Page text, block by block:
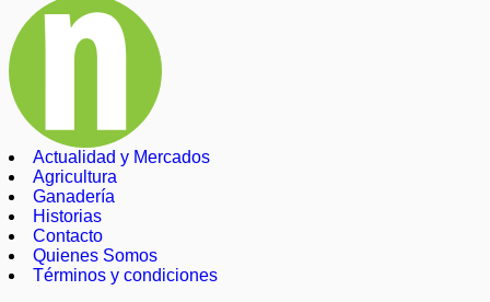
Actualidad y Mercados
Agricultura
Ganadería
Historias
Contacto
Quienes Somos
Términos y condiciones